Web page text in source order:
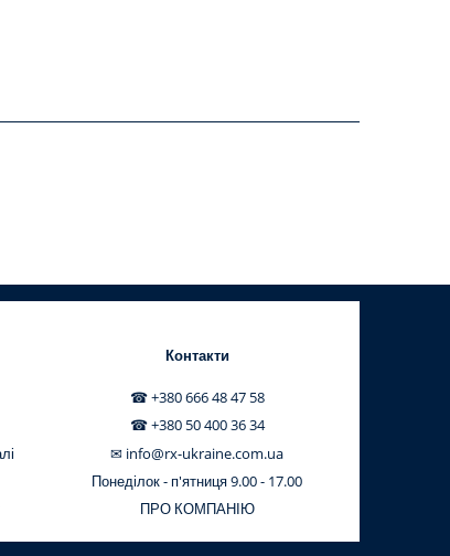
Контакти
☎ +380 666 48 47 58
☎ +380 50 400 36 34
✉ info@rx-ukraine.com.ua
Понеділок - п'ятниця 9.00 - 17.00
ПРО КОМПАНІЮ